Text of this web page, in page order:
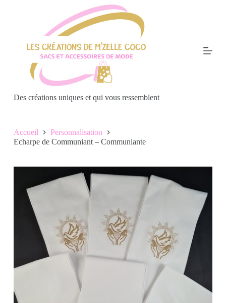
n
u
Des créations uniques et qui vous ressemblent
Accueil
Personnalisation
Echarpe de Communiant – Communiante